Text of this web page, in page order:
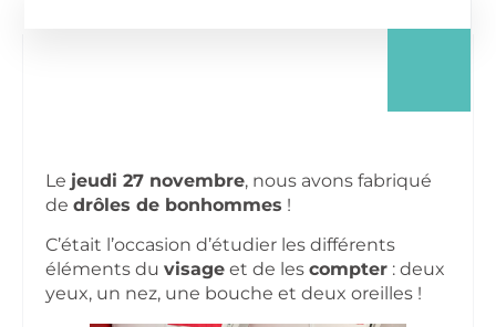
Le jeudi 27 novembre, nous avons fabriqué
de drôles de bonhommes !
C’était l’occasion d’étudier les différents
éléments du visage et de les compter : deux
yeux, un nez, une bouche et deux oreilles !